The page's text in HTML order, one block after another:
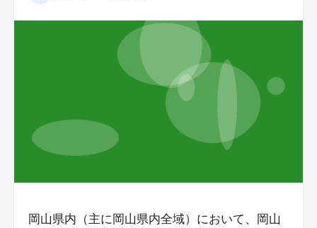
岡山県内（主に岡山県内全域）において、岡山